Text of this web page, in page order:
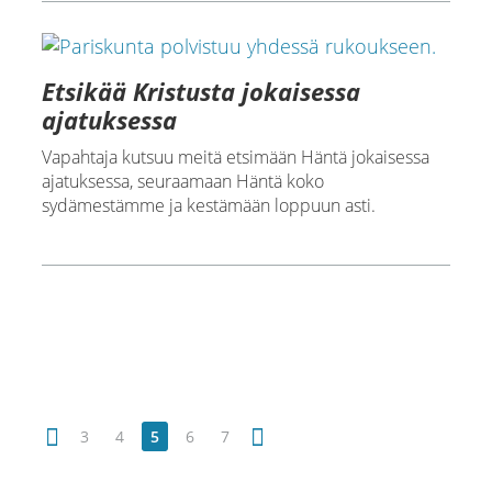
Etsikää Kristusta jokaisessa
ajatuksessa
Vapahtaja kutsuu meitä etsimään Häntä jokaisessa
ajatuksessa, seuraamaan Häntä koko
sydämestämme ja kestämään loppuun asti.
3 4 5 6 7